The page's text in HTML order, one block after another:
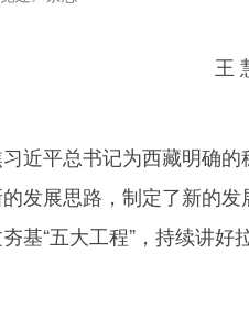
王
近平总书记为西藏明确的
发展思路，制定了新的
基“五大工程”，持续讲